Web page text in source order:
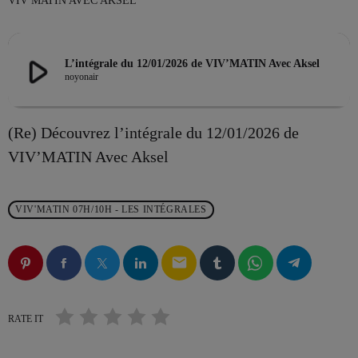
EMISSION EN COURS
DRIVE
13:00 - 16:00 more_vert
Les Aprèms en Direct avec Alex
play_arrow L’intégrale du 12/01/2026 de VIV’MATIN Avec Aksel
noyonair
(Re) Découvrez l’intégrale du 12/01/2026 de
VIV’MATIN Avec Aksel
VIV'MATIN 07H/10H - LES INTÉGRALES
email
RATE IT